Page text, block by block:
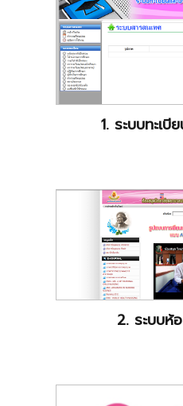
1. ระบบทะเบี
2. ระบบห้